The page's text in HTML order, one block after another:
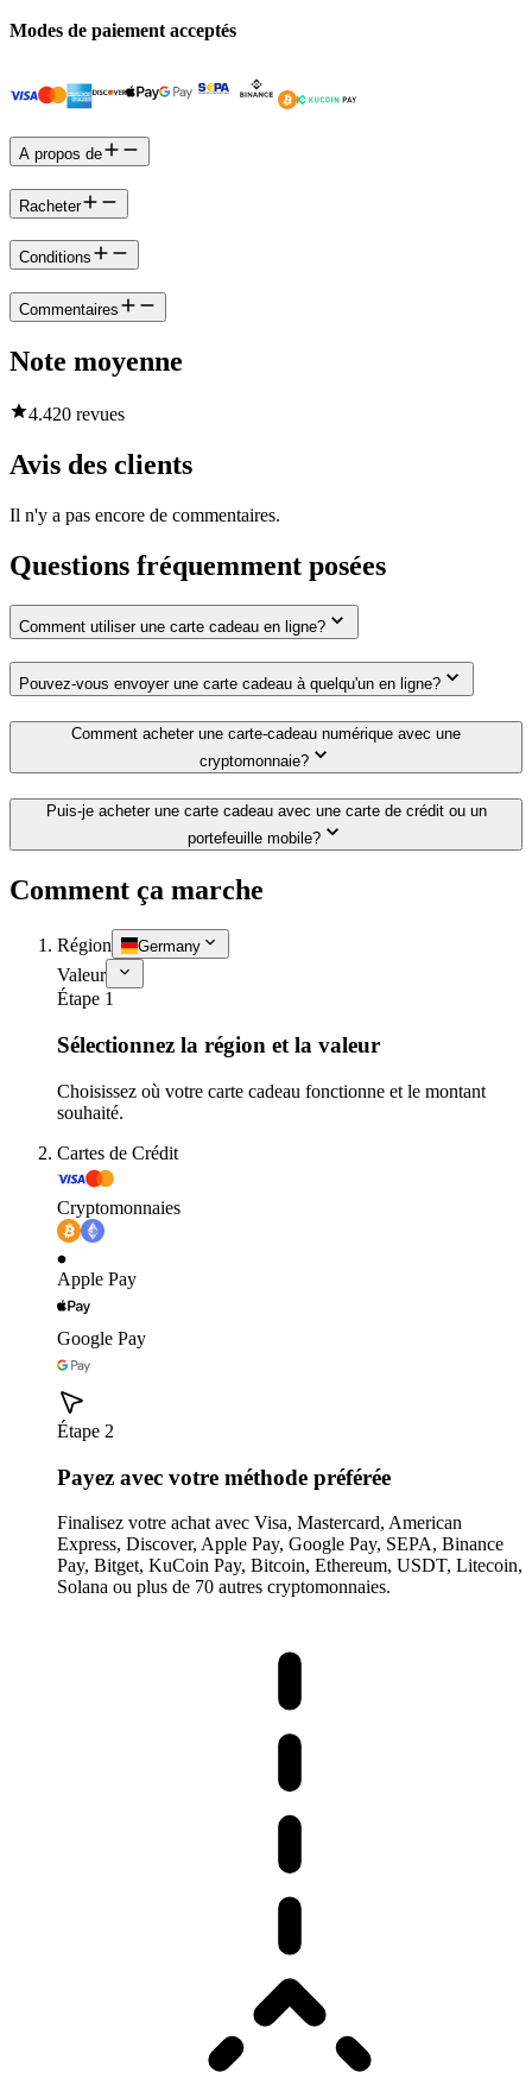
Modes de paiement acceptés
A propos de
Racheter
Conditions
Commentaires
Note moyenne
4.420 revues
Avis des clients
Il n'y a pas encore de commentaires.
Questions fréquemment posées
Comment utiliser une carte cadeau en ligne?
Pouvez-vous envoyer une carte cadeau à quelqu'un en ligne?
Comment acheter une carte-cadeau numérique avec une
cryptomonnaie?
Puis-je acheter une carte cadeau avec une carte de crédit ou un
portefeuille mobile?
Comment ça marche
Région Germany
Valeur
Étape 1
Sélectionnez la région et la valeur
Choisissez où votre carte cadeau fonctionne et le montant
souhaité.
Cartes de Crédit
Cryptomonnaies
Apple Pay
Google Pay
Étape 2
Payez avec votre méthode préférée
Finalisez votre achat avec Visa, Mastercard, American
Express, Discover, Apple Pay, Google Pay, SEPA, Binance
Pay, Bitget, KuCoin Pay, Bitcoin, Ethereum, USDT, Litecoin,
Solana ou plus de 70 autres cryptomonnaies.